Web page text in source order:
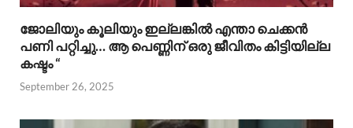
ജോലിയും കൂലിയും ഇല്ലങ്കിൽ എന്താ ചെക്കൻ
പണി പറ്റിച്ചു… ആ പെണ്ണിന് ഒരു ജീവിതം കിട്ടിയില്ല
കഷ്ടം “
September 26, 2025